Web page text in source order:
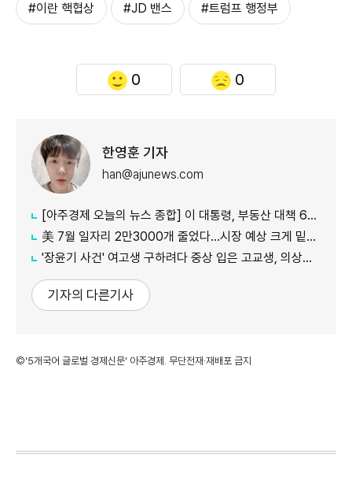
#이란 핵협상 #JD 밴스 #트럼프 행정부
0 0
한영훈 기자
han@ajunews.com
[아주경제 오늘의 뉴스 종합] 이 대통령, 부동산 대책 6시간 점검…"기존 방식 벗어나 과감히 실행" 外
美 7월 일자리 2만3000개 줄었다…시장 예상 크게 밑돈 '고용 쇼크'
'장윤기 사건' 여고생 구하려다 중상 입은 고교생, 의상자 인정
기자의 다른기사
©'5개국어 글로벌 경제신문' 아주경제. 무단전재·재배포 금지